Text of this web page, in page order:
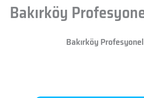
Bakırköy
Bakırköy